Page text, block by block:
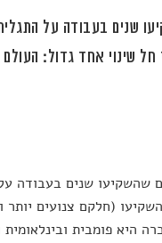
שנים בעבודה על
שינוי אחד גדול: העולם
שהשקיעו שנים בעבודה
(חלקם צנועים
היא פומבית